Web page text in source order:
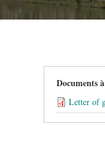
Documents
Letter of